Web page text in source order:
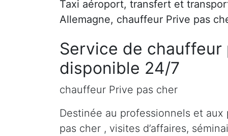
Taxi aéroport, transfert et
Allemagne, chauffeur Prive pas
Service de chauffeur
disponible 24/7
chauffeur Prive pas cher
Destinée au professionnels et
pas cher , visites d’affaires,